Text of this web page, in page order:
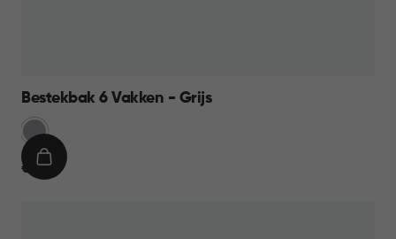
Bestekbak 6 Vakken - Grijs
Licht
Grijs
€
€ 9,95
IN